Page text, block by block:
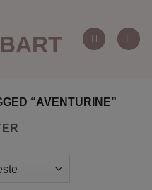
“AVENTURINE”